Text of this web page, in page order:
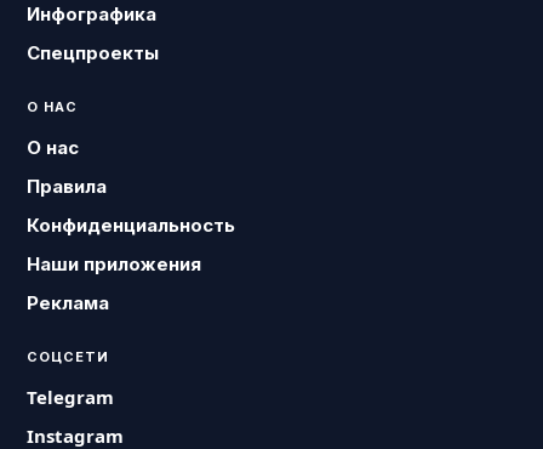
Инфографика
Спецпроекты
О НАС
О нас
Правила
Конфиденциальность
Наши приложения
Реклама
СОЦСЕТИ
Telegram
Instagram